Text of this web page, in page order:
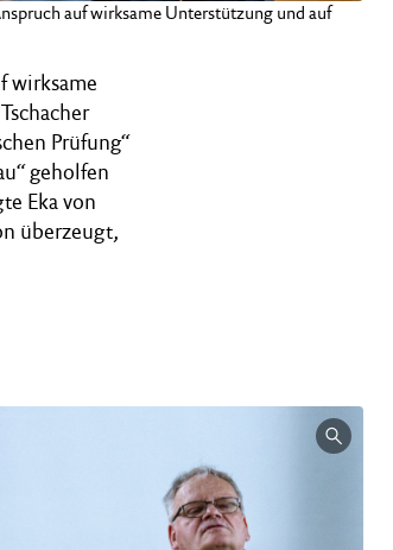
auf wirksame Unterstützung und auf
wirksame
Prüfung“
geholfen
Eka von
überzeugt,